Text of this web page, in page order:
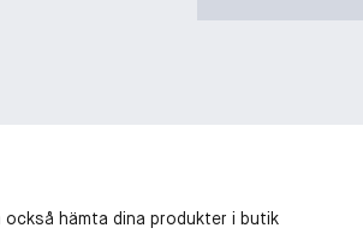
hämta dina produkter i butik